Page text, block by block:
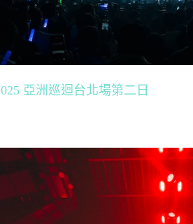
亞洲巡迴台北場第二日